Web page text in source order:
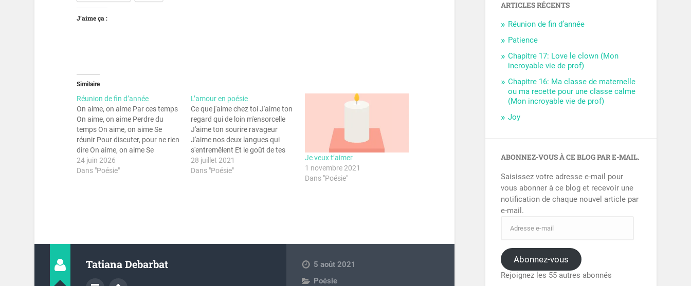
J’aime ça :
Similaire
Réunion de fin d’année
On aime, on aime Par ces temps
On aime, on aime Perdre du
temps On aime, on aime Se
réunir Pour discuter, pour ne rien
dire On aime, on aime Se
retrouver Pour préparer la
rentrée On aime, on aime
24 juin 2026
Dans "Poésie"
L’amour en poésie
Ce que j'aime chez toi J'aime ton
regard qui de loin m'ensorcelle
J'aime ton sourire ravageur
J'aime nos deux langues qui
s'entremêlent Et le goût de tes
lèvres qui dégagent une infinie
saveur J'aime tes baisers, si
28 juillet 2021
Dans "Poésie"
Je veux t’aimer
1 novembre 2021
Dans "Poésie"
Tatiana Debarbat
5 août 2021
Poésie
ARTICLES RÉCENTS
Réunion de fin d’année
Patience
Chapitre 17: Love le clown (Mon
incroyable vie de prof)
Chapitre 16: Ma classe de maternelle
ou ma recette pour une classe calme
(Mon incroyable vie de prof)
Joy
ABONNEZ-VOUS À CE BLOG PAR E-MAIL.
Saisissez votre adresse e-mail pour
vous abonner à ce blog et recevoir une
notification de chaque nouvel article par
e-mail.
Abonnez-vous
Rejoignez les 55 autres abonnés